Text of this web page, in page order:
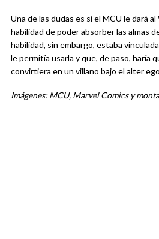
Una de las dudas es si el MCU le dará
habilidad de poder absorber las almas
habilidad, sin embargo, estaba
le permitía usarla y que, de paso, haría
convirtiera en un villano bajo el alter
Imágenes: MCU, Marvel Comics y